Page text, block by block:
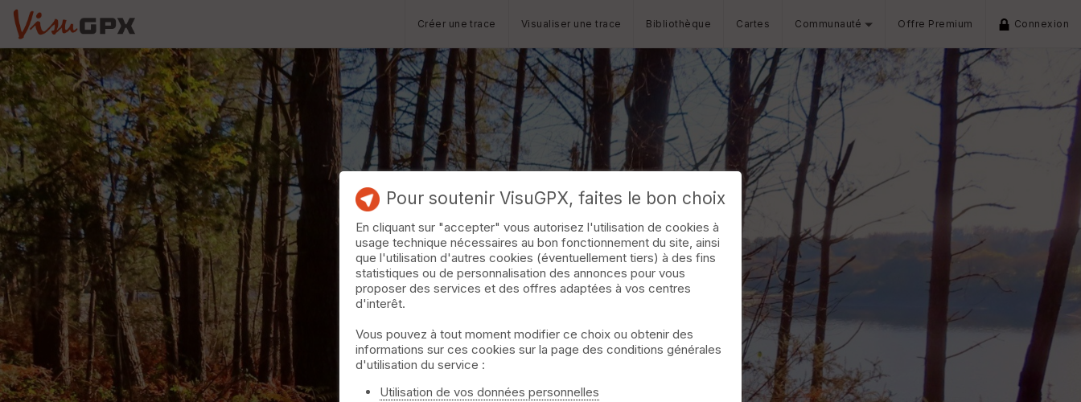
Créer une trace Visualiser une trace Bibliothèque Cartes Communauté Offre Premium Connexion
Pour soutenir VisuGPX, faites le bon choix
En cliquant sur "accepter" vous autorisez l'utilisation de cookies à
usage technique nécessaires au bon fonctionnement du site, ainsi
que l'utilisation d'autres cookies (éventuellement tiers) à des fins
statistiques ou de personnalisation des annonces pour vous
proposer des services et des offres adaptées à vos centres
d'interêt.
Vous pouvez à tout moment modifier ce choix ou obtenir des
informations sur ces cookies sur la page des conditions générales
d'utilisation du service :
Utilisation de vos données personnelles